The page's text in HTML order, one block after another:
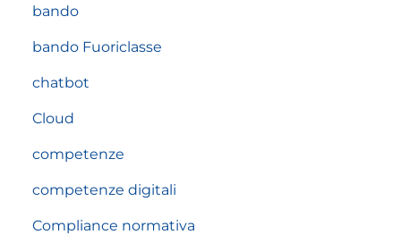
bando
bando Fuoriclasse
chatbot
Cloud
competenze
competenze digitali
Compliance normativa